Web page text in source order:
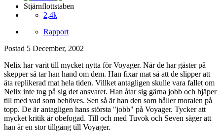
Stjärnflottstaben
2,4k
Rapport
Postad 5 December, 2002
Nelix har varit till mycket nytta för Voyager. När de har gäster på
skepper så tar han hand om dem. Han fixar mat så att de slipper att
äta replikerad mat hela tiden. Villket antagligen skulle vara fallet om
Nelix inte tog på sig det ansvaret. Han åtar sig gärna jobb och hjäper
till med vad som behöves. Sen så är han den som håller moralen på
topp. De är antagligen hans största "jobb" på Voyager. Tycker att
mycket kritik är obefogad. Till och med Tuvok och Seven säger att
han är en stor tillgång till Voyager.